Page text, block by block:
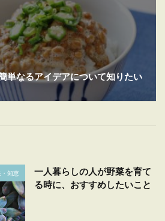
単なるアイデアについて知りたい
知恵
一人暮らしの人が野菜を育て
る時に、おすすめしたいこと